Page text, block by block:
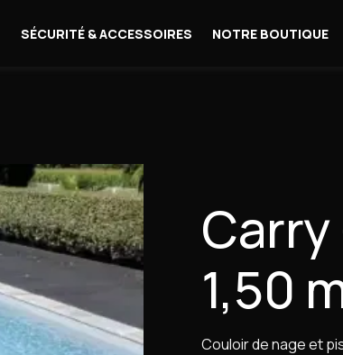
SÉCURITÉ & ACCESSOIRES NOTRE BOUTIQUE
Carry
1,50
Couloir de nage et